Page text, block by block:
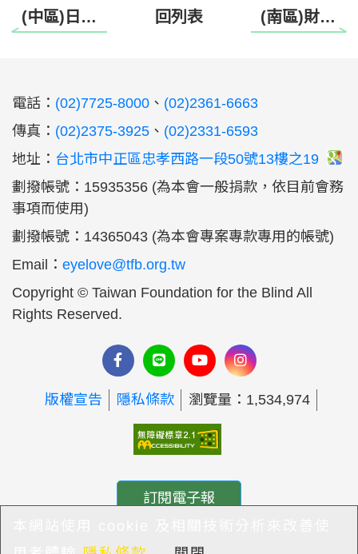
(中區)日本太鼓體驗班 回列表 (南區)財團法人愛盲基金會 115年度台南苔球體驗班
電話： (02)7725-8000 、 (02)2361-6663
傳真： (02)2375-3925 、 (02)2331-6593
地址： 台北市中正區忠孝西路一段50號13樓之19
劃撥帳號：15935356 (為本會一般捐款，依目前會務
事項而使用)
劃撥帳號：14365043 (為本會專案專款專用的帳號)
Email： eyelove@tfb.org.tw
Copyright © Taiwan Foundation for the Blind All
Rights Reserved.
版權宣告 隱私條款 瀏覽量：1,534,974
訂閱電子報